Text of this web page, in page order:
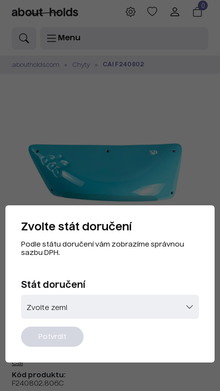
Menu
0
.aboutholds.com Chyty CAI F240802
CAI F240802 Fluoro růžová
Cai
Kód produktu:
F240802.806C
Zvolte stát doručení
Podle státu doručení vám zobrazíme správnou
sazbu DPH.
Stát doručení
Potvrdit